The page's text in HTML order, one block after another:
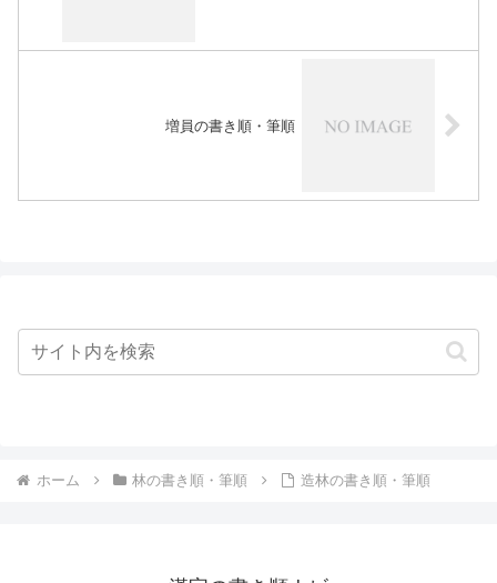
増員の書き順・筆順
ホーム 林の書き順・筆順 造林の書き順・筆順